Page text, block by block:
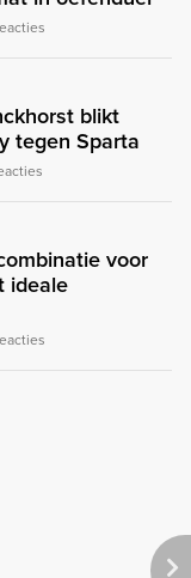
blikt
tegen Sparta
voor
ideale